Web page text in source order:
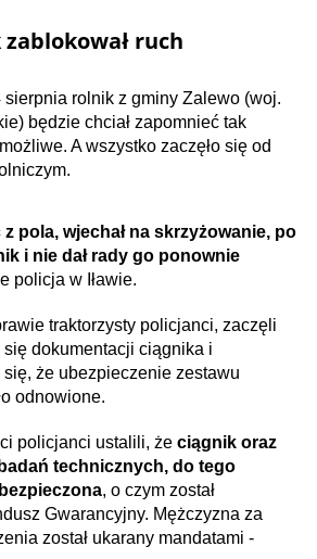
zablokował ruch
rolnik z gminy Zalewo (woj.
będzie chciał zapomnieć tak
A wszystko zaczęło się od
pola, wjechał na skrzyżowanie, po
i nie dał rady go ponownie
policja w Iławie.
traktorzysty policjanci, zaczęli
dokumentacji ciągnika i
się, że ubezpieczenie zestawu
odnowione.
policjanci ustalili, że ciągnik oraz
technicznych, do tego
, o czym został
Gwarancyjny. Mężczyzna za
został ukarany mandatami -